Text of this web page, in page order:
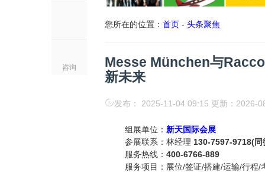
咨询
您所在的位置： 首页 - 头条聚焦
Messe München与
新未来
发布： 2025-11-04 09:15 更新：2026-
组展单位： 新天国际会展
参展联系：林经理 130-7597-9718(同
服务热线： 400-6766-889
服务项目：展位/签证/搭建/运输/行程/